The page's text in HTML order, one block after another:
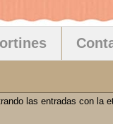
las entradas con la